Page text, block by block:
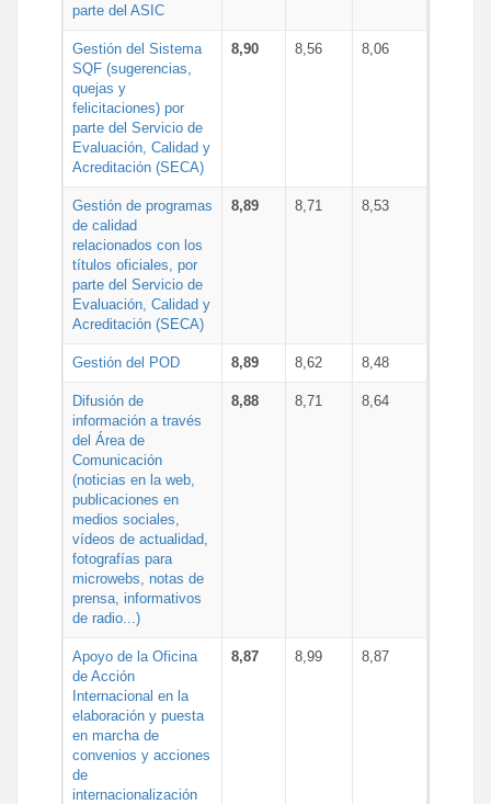
parte del ASIC
Gestión del Sistema
SQF (sugerencias,
quejas y
felicitaciones) por
parte del Servicio de
Evaluación, Calidad y
Acreditación (SECA)
8,90 8,56 8,06
Gestión de programas
de calidad
relacionados con los
títulos oficiales, por
parte del Servicio de
Evaluación, Calidad y
Acreditación (SECA)
8,89 8,71 8,53
Gestión del POD 8,89 8,62 8,48
Difusión de
información a través
del Área de
Comunicación
(noticias en la web,
publicaciones en
medios sociales,
vídeos de actualidad,
fotografías para
microwebs, notas de
prensa, informativos
de radio...)
8,88 8,71 8,64
Apoyo de la Oficina
de Acción
Internacional en la
elaboración y puesta
en marcha de
convenios y acciones
de
internacionalización
8,87 8,99 8,87